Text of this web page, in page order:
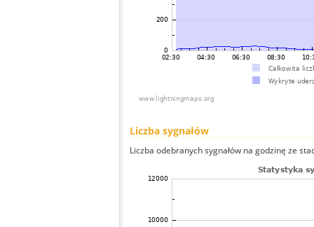
Liczba sygnałów
Liczba odebranych sygnałów na godzinę ze